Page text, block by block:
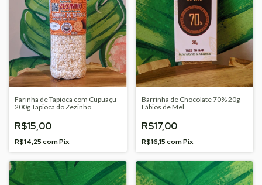
Farinha de Tapioca com Cupuaçu
200g Tapioca do Zezinho
R$15,00
R$14,25comPix
Barrinha de Chocolate 70% 20g
Lábios de Mel
R$17,00
R$16,15comPix